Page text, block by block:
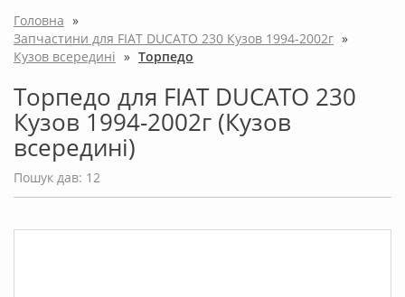
Головна »
Запчастини для FIAT DUCATO 230 Кузов 1994-2002г »
Кузов всередині » Торпедо
Торпедо для FIAT DUCATO 230
Кузов 1994-2002г (Кузов
всередині)
Пошук дав: 12